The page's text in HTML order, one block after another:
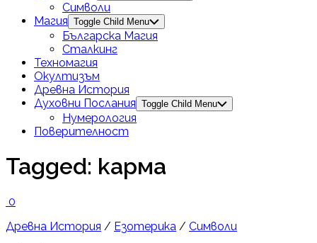
Символи
Магия Toggle Child Menu
Българска Магия
Сталкинг
Техномагия
Окултизъм
Древна История
Духовни Послания Toggle Child Menu
Нумерология
Поверителност
Tagged: карма
0
Древна История / Езотерика / Символи